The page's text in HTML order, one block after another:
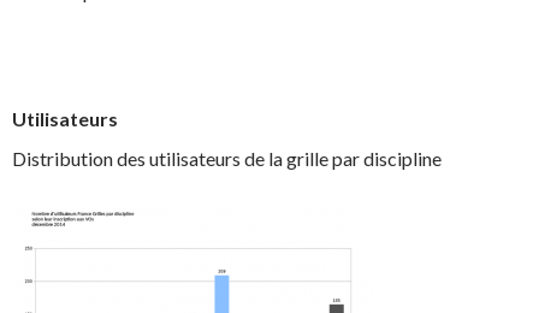
Utilisateurs
Distribution des utilisateurs de la grille par discipline